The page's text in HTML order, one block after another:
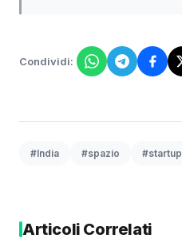
Condividi:
#India #spazio #startup
Articoli Correlati